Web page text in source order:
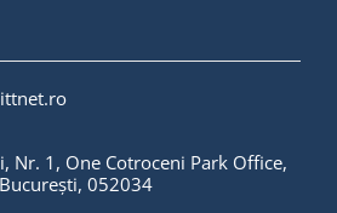
Nr. 1, One Cotroceni Park Office,
052034